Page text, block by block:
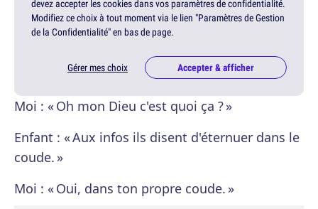
devez accepter les cookies dans vos paramètres de confidentialité.
Modifiez ce choix à tout moment via le lien "Paramètres de Gestion
de la Confidentialité" en bas de page.
Gérer mes choix Accepter & afficher
Moi : « Oh mon Dieu c'est quoi ça ? »
Enfant : « Aux infos ils disent d'éternuer dans le
coude. »
Moi : « Oui, dans ton propre coude. »